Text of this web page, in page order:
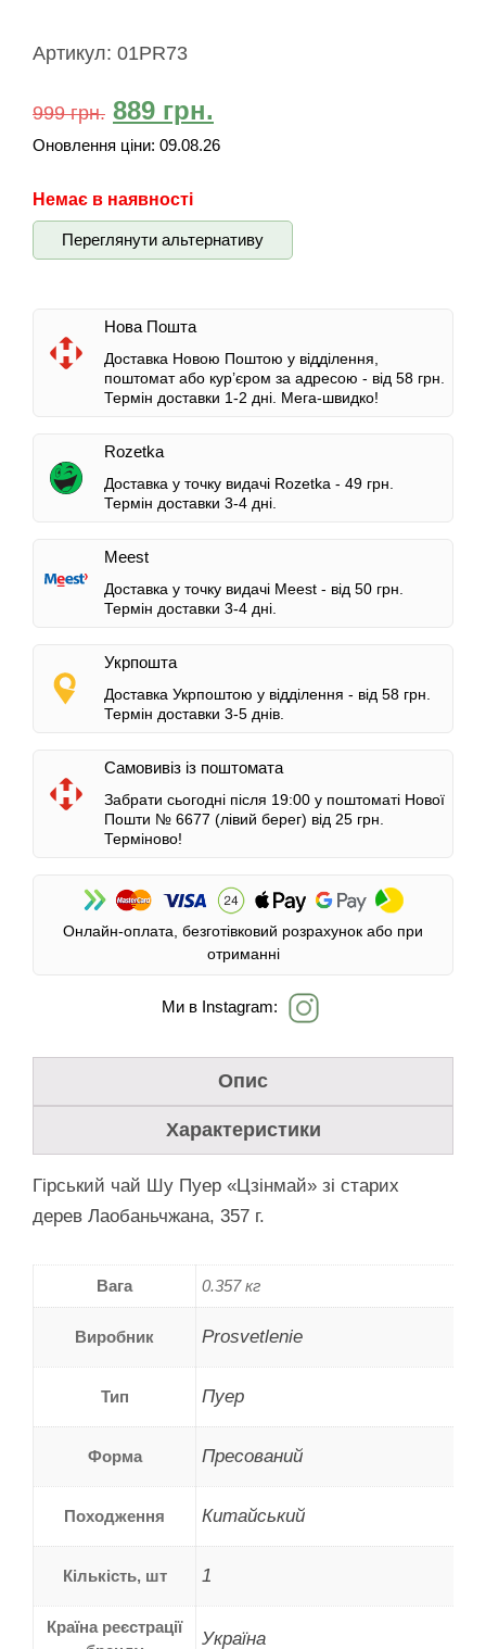
Артикул: 01PR73
999грн. 889 грн.
Оновлення ціни: 09.08.26
Немає в наявності
Переглянути альтернативу
Нова Пошта
Доставка Новою Поштою у відділення,
поштомат або кур’єром за адресою - від 58 грн.
Термін доставки 1-2 дні. Мега-швидко!
Rozetka
Доставка у точку видачі Rozetka - 49 грн.
Термін доставки 3-4 дні.
Meest
Доставка у точку видачі Meest - від 50 грн.
Термін доставки 3-4 дні.
Укрпошта
Доставка Укрпоштою у відділення - від 58 грн.
Термін доставки 3-5 днів.
Самовивіз із поштомата
Забрати сьогодні після 19:00 у поштоматі Нової
Пошти № 6677 (лівий берег) від 25 грн.
Терміново!
Онлайн-оплата, безготівковий розрахунок або при
отриманні
Ми в Instagram:
Опис
Характеристики
Гірський чай Шу Пуер «Цзінмай» зі старих
дерев Лаобаньчжана, 357 г.
Вага 0.357 кг
Виробник Prosvetlenie
Тип Пуер
Форма Пресований
Походження Китайський
Кількість, шт 1
Країна реєстрації
Україна